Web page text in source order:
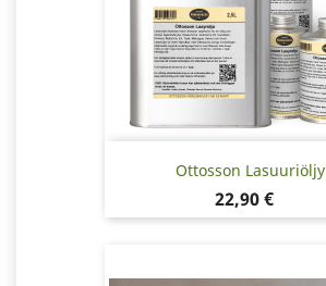
Ottosson Lasuuriöljy
Hinta
22,90 €